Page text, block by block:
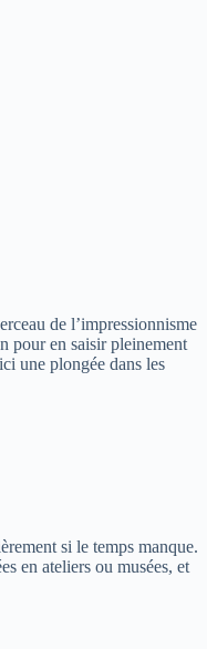
de l’impressionnisme
pour en saisir pleinement
une plongée dans les
si le temps manque.
en ateliers ou musées, et